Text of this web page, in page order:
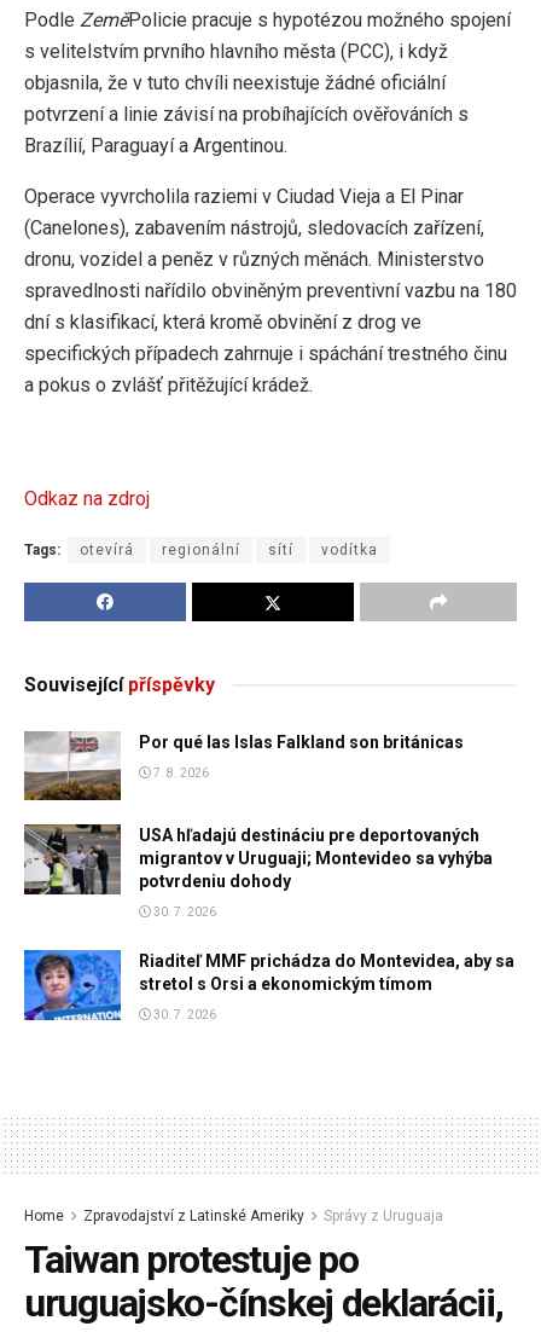
Podle ZeměPolicie pracuje s hypotézou možného spojení
s velitelstvím prvního hlavního města (PCC), i když
objasnila, že v tuto chvíli neexistuje žádné oficiální
potvrzení a linie závisí na probíhajících ověřováních s
Brazílií, Paraguayí a Argentinou.
Operace vyvrcholila raziemi v Ciudad Vieja a El Pinar
(Canelones), zabavením nástrojů, sledovacích zařízení,
dronu, vozidel a peněz v různých měnách. Ministerstvo
spravedlnosti nařídilo obviněným preventivní vazbu na 180
dní s klasifikací, která kromě obvinění z drog ve
specifických případech zahrnuje i spáchání trestného činu
a pokus o zvlášť přitěžující krádež.
Odkaz na zdroj
Tags: otevírá regionální sítí vodítka
Souvisejícípříspěvky
Por qué las Islas Falkland son británicas
7. 8. 2026
USA hľadajú destináciu pre deportovaných
migrantov v Uruguaji; Montevideo sa vyhýba
potvrdeniu dohody
30. 7. 2026
Riaditeľ MMF prichádza do Montevidea, aby sa
stretol s Orsi a ekonomickým tímom
30. 7. 2026
Home Zpravodajství z Latinské Ameriky Správy z Uruguaja
Taiwan protestuje po
uruguajsko-čínskej deklarácii,